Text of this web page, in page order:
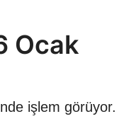
Ocak
işlem görüyor.